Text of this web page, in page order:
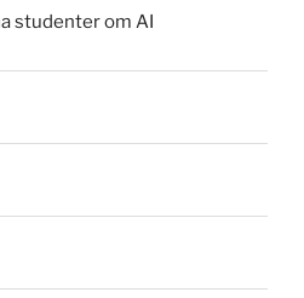
studenter om AI